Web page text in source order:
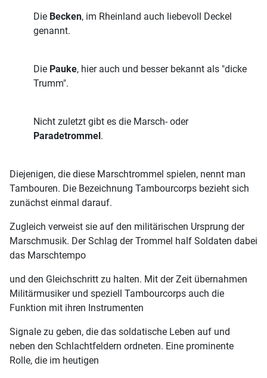
Die Becken, im Rheinland auch liebevoll Deckel
genannt.
Die Pauke, hier auch und besser bekannt als "dicke
Trumm".
Nicht zuletzt gibt es die Marsch- oder
Paradetrommel.
Diejenigen, die diese Marschtrommel spielen, nennt man
Tambouren. Die Bezeichnung Tambourcorps bezieht sich
zunächst einmal darauf.
Zugleich verweist sie auf den militärischen Ursprung der
Marschmusik. Der Schlag der Trommel half Soldaten dabei
das Marschtempo
und den Gleichschritt zu halten. Mit der Zeit übernahmen
Militärmusiker und speziell Tambourcorps auch die
Funktion mit ihren Instrumenten
Signale zu geben, die das soldatische Leben auf und
neben den Schlachtfeldern ordneten. Eine prominente
Rolle, die im heutigen